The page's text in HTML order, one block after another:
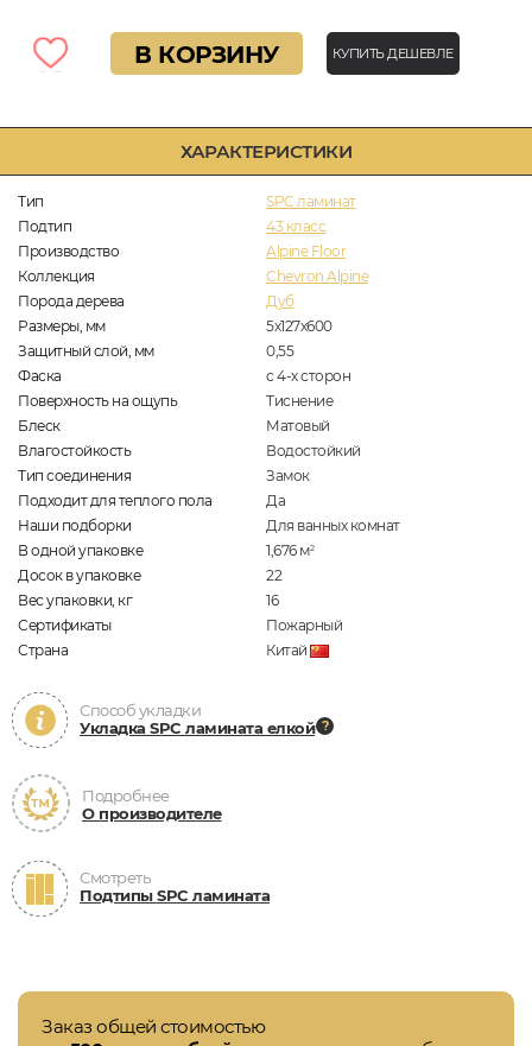
ХАРАКТЕРИСТИКИ
Тип
SPC ламинат
Подтип
43 класс
Производство
Alpine Floor
Коллекция
Chevron Alpine
Порода дерева
Дуб
Размеры, мм
5х127х600
Защитный слой, мм
0,55
Фаска
с 4-х сторон
Поверхность на ощупь
Тиснение
Блеск
Матовый
Влагостойкость
Водостойкий
Тип соединения
Замок
Подходит для теплого пола
Да
Наши подборки
Для ванных комнат
В одной упаковке
1,676 м2
Досок в упаковке
22
Вес упаковки, кг
16
Сертификаты
Пожарный
Страна
Китай
Способ укладки
Укладка SPC ламината елкой
Подробнее
О производителе
Смотреть
Подтипы SPC ламината
В КОРЗИНУ КУПИТЬ ДЕШЕВЛЕ
Заказ общей стоимостью